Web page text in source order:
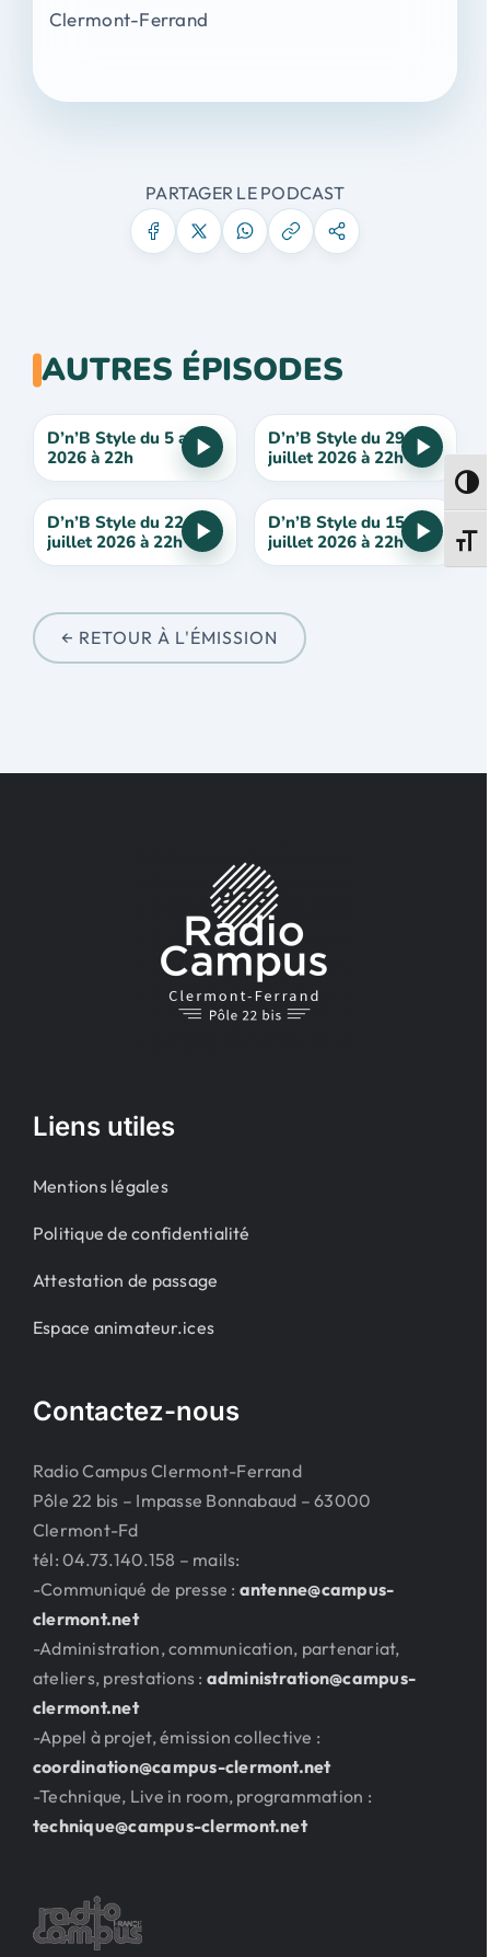
Clermont-Ferrand
PARTAGER LE PODCAST
AUTRES ÉPISODES
D’n’B Style du 5 août
2026 à 22h
D’n’B Style du 29
juillet 2026 à 22h
D’n’B Style du 22
juillet 2026 à 22h
D’n’B Style du 15
juillet 2026 à 22h
← RETOUR À L'ÉMISSION
Liens utiles
Mentions légales
Politique de confidentialité
Attestation de passage
Espace animateur.ices
Contactez-nous
Radio Campus Clermont-Ferrand
Pôle 22 bis – Impasse Bonnabaud – 63000
Clermont-Fd
tél: 04.73.140.158 – mails:
-Communiqué de presse : antenne@campus-
clermont.net
-Administration, communication, partenariat,
ateliers, prestations : administration@campus-
clermont.net
-Appel à projet, émission collective :
coordination@campus-clermont.net
-Technique, Live in room, programmation :
technique@campus-clermont.net